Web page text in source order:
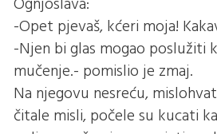
-Opet pjevaš, kćeri moja!
-Njen bi glas mogao poslužiti
mučenje.- pomislio je zmaj.
Na njegovu nesreću,
čitale misli, počele su kucati